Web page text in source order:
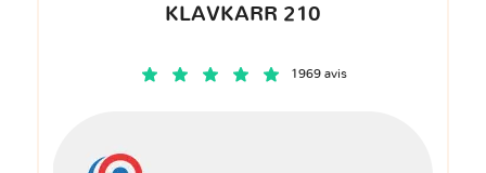
KLAVKARR 210
1969 avis